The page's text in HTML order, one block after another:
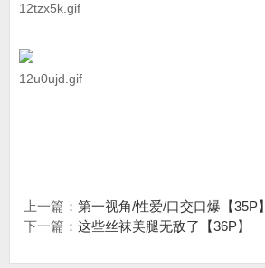
12tzx5k.gif
12u0ujd.gif
上一篇： 第一视角/性爱/口交口爆【35P】
下一篇： 这些丝袜美腿无敌了【36P】